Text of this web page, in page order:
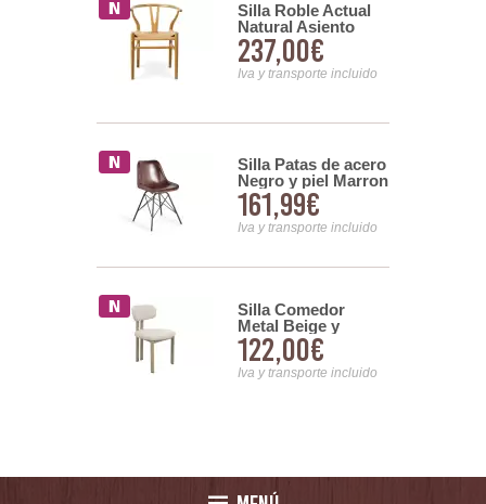
Silla Roble Actual
Natural Asiento
Tejido Serie
Dinastia
237,00€
Iva y transporte incluido
Silla Patas de acero
Negro y piel Marron
Serie Ambrus
161,99€
Iva y transporte incluido
Silla Comedor
Metal Beige y
Tapizada Topo
Serie Nyree
122,00€
Iva y transporte incluido